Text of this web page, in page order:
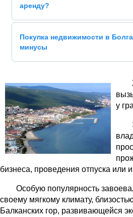
аренду?
Покупка недвижимости в
минусы
у
бизнеса, проведения отпуска или
Особую популярность
своему мягкому климату,
Балканских гор, развивающейся